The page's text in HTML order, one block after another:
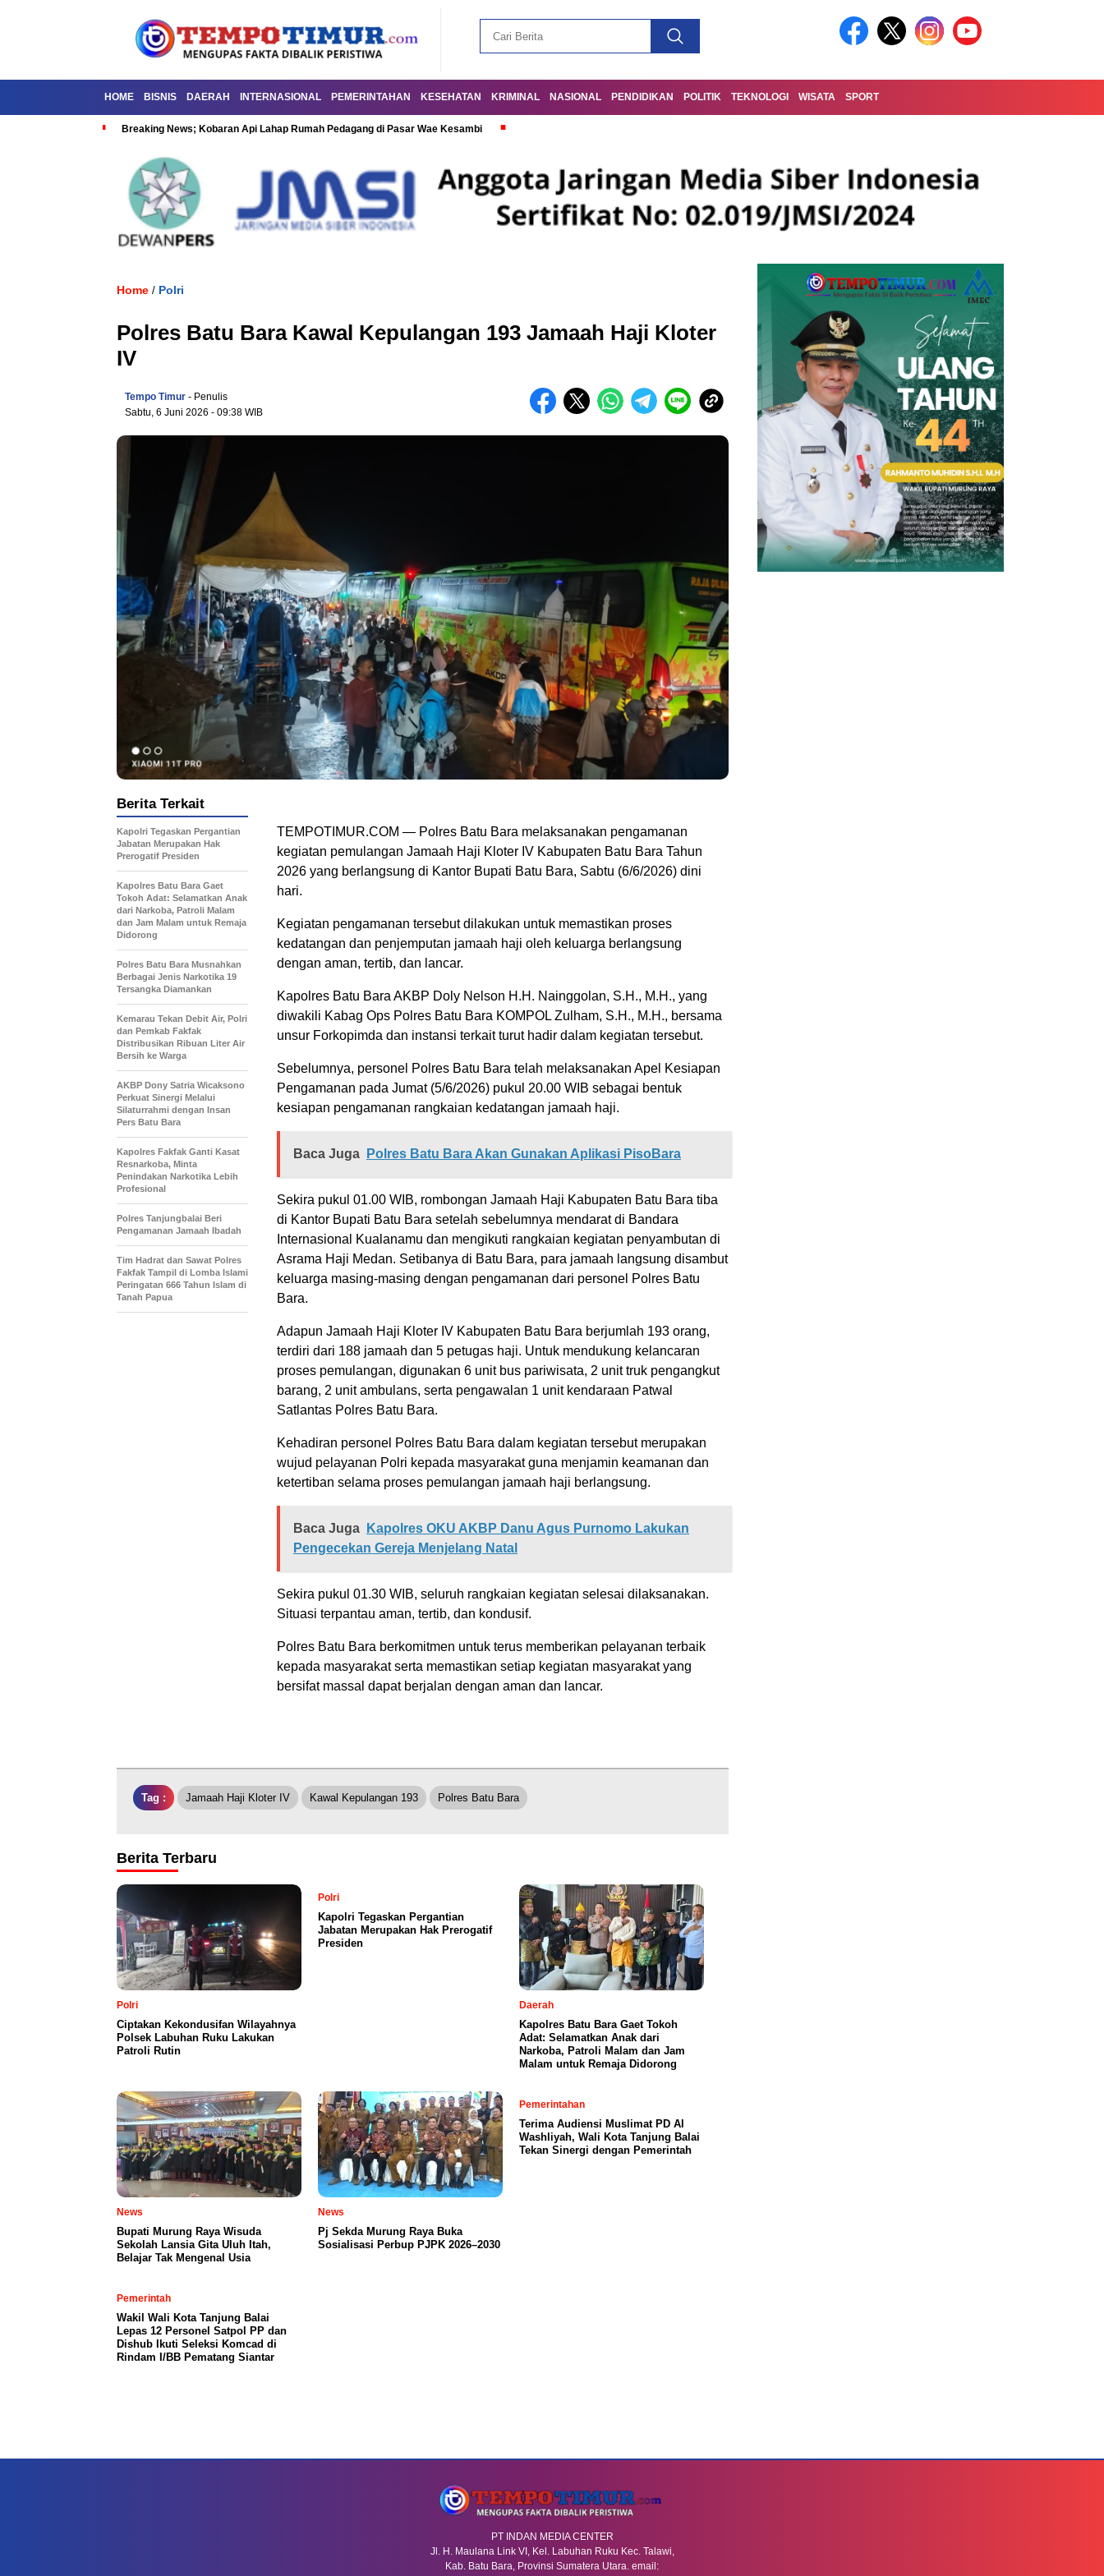
HOME BISNIS DAERAH INTERNASIONAL PEMERINTAHAN KESEHATAN KRIMINAL NASIONAL PENDIDIKAN POLITIK TEKNOLOGI WISATA SPORT
Breaking News; Kobaran Api Lahap Rumah Pedagang di Pasar Wae Kesambi
Home / Polri
Polres Batu Bara Kawal Kepulangan 193 Jamaah Haji Kloter
IV
Tempo Timur - Penulis
Sabtu, 6 Juni 2026 - 09:38 WIB
TEMPOTIMUR.COM — Polres Batu Bara melaksanakan pengamanan
kegiatan pemulangan Jamaah Haji Kloter IV Kabupaten Batu Bara Tahun
2026 yang berlangsung di Kantor Bupati Batu Bara, Sabtu (6/6/2026) dini
hari.
Kegiatan pengamanan tersebut dilakukan untuk memastikan proses
kedatangan dan penjemputan jamaah haji oleh keluarga berlangsung
dengan aman, tertib, dan lancar.
Kapolres Batu Bara AKBP Doly Nelson H.H. Nainggolan, S.H., M.H., yang
diwakili Kabag Ops Polres Batu Bara KOMPOL Zulham, S.H., M.H., bersama
unsur Forkopimda dan instansi terkait turut hadir dalam kegiatan tersebut.
Sebelumnya, personel Polres Batu Bara telah melaksanakan Apel Kesiapan
Pengamanan pada Jumat (5/6/2026) pukul 20.00 WIB sebagai bentuk
kesiapan pengamanan rangkaian kedatangan jamaah haji.
Baca Juga Polres Batu Bara Akan Gunakan Aplikasi PisoBara
Sekira pukul 01.00 WIB, rombongan Jamaah Haji Kabupaten Batu Bara tiba
di Kantor Bupati Batu Bara setelah sebelumnya mendarat di Bandara
Internasional Kualanamu dan mengikuti rangkaian kegiatan penyambutan di
Asrama Haji Medan. Setibanya di Batu Bara, para jamaah langsung disambut
keluarga masing-masing dengan pengamanan dari personel Polres Batu
Bara.
Adapun Jamaah Haji Kloter IV Kabupaten Batu Bara berjumlah 193 orang,
terdiri dari 188 jamaah dan 5 petugas haji. Untuk mendukung kelancaran
proses pemulangan, digunakan 6 unit bus pariwisata, 2 unit truk pengangkut
barang, 2 unit ambulans, serta pengawalan 1 unit kendaraan Patwal
Satlantas Polres Batu Bara.
Kehadiran personel Polres Batu Bara dalam kegiatan tersebut merupakan
wujud pelayanan Polri kepada masyarakat guna menjamin keamanan dan
ketertiban selama proses pemulangan jamaah haji berlangsung.
Baca Juga
Kapolres OKU AKBP Danu Agus Purnomo Lakukan
Pengecekan Gereja Menjelang Natal
Sekira pukul 01.30 WIB, seluruh rangkaian kegiatan selesai dilaksanakan.
Situasi terpantau aman, tertib, dan kondusif.
Polres Batu Bara berkomitmen untuk terus memberikan pelayanan terbaik
kepada masyarakat serta memastikan setiap kegiatan masyarakat yang
bersifat massal dapat berjalan dengan aman dan lancar.
Berita Terkait
Kapolri Tegaskan Pergantian
Jabatan Merupakan Hak
Prerogatif Presiden
Kapolres Batu Bara Gaet
Tokoh Adat: Selamatkan Anak
dari Narkoba, Patroli Malam
dan Jam Malam untuk Remaja
Didorong
Polres Batu Bara Musnahkan
Berbagai Jenis Narkotika 19
Tersangka Diamankan
Kemarau Tekan Debit Air, Polri
dan Pemkab Fakfak
Distribusikan Ribuan Liter Air
Bersih ke Warga
AKBP Dony Satria Wicaksono
Perkuat Sinergi Melalui
Silaturrahmi dengan Insan
Pers Batu Bara
Kapolres Fakfak Ganti Kasat
Resnarkoba, Minta
Penindakan Narkotika Lebih
Profesional
Polres Tanjungbalai Beri
Pengamanan Jamaah Ibadah
Tim Hadrat dan Sawat Polres
Fakfak Tampil di Lomba Islami
Peringatan 666 Tahun Islam di
Tanah Papua
Tag : Jamaah Haji Kloter IV Kawal Kepulangan 193 Polres Batu Bara
Berita Terbaru
Polri
Ciptakan Kekondusifan Wilayahnya
Polsek Labuhan Ruku Lakukan
Patroli Rutin
Polri
Kapolri Tegaskan Pergantian
Jabatan Merupakan Hak Prerogatif
Presiden
Daerah
Kapolres Batu Bara Gaet Tokoh
Adat: Selamatkan Anak dari
Narkoba, Patroli Malam dan Jam
Malam untuk Remaja Didorong
News
Bupati Murung Raya Wisuda
Sekolah Lansia Gita Uluh Itah,
Belajar Tak Mengenal Usia
News
Pj Sekda Murung Raya Buka
Sosialisasi Perbup PJPK 2026–2030
Pemerintahan
Terima Audiensi Muslimat PD Al
Washliyah, Wali Kota Tanjung Balai
Tekan Sinergi dengan Pemerintah
Pemerintah
Wakil Wali Kota Tanjung Balai
Lepas 12 Personel Satpol PP dan
Dishub Ikuti Seleksi Komcad di
Rindam I/BB Pematang Siantar
PT INDAN MEDIA CENTER
Jl. H. Maulana Link VI, Kel. Labuhan Ruku Kec. Talawi,
Kab. Batu Bara, Provinsi Sumatera Utara. email: